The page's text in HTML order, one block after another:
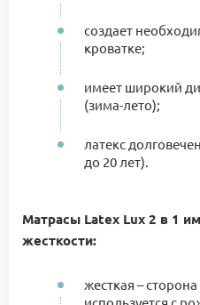
создает
кроватке;
имеет широкий
(зима-лето);
латекс
до 20 лет).
Матрасы Latex Lux 2 в 1
жесткости:
жесткая –